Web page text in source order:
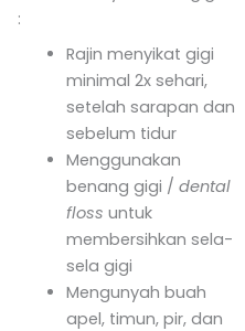
:
Rajin menyikat gigi
minimal 2x sehari,
setelah sarapan dan
sebelum tidur
Menggunakan
benang gigi / dental
floss untuk
membersihkan sela-
sela gigi
Mengunyah buah
apel, timun, pir, dan